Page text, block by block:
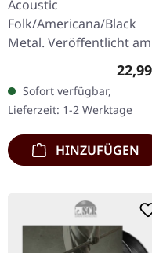
Acoustic
Folk/Americana/Black
Metal. Veröffentlicht am
22.05.2026, auf Nordvis
Produktion.
Vinyl im Gatefold-Cover
mit Poly-gefüttertem…
Sofort verfügbar,
Lieferzeit: 1-2 Werktage
HINZUFÜGEN